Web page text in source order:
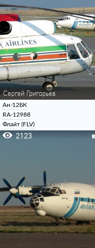
Сергей Григорьев
Ан-12БК
RA-12988
Флайт (FLV)
2123